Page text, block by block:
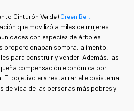
Cinturón Verde (Green Belt
que movilizó a miles de mujeres
con especies de árboles
proporcionaban sombra, alimento,
para construir y vender. Además, las
compensación económica por
El objetivo era restaurar el ecosistema
de vida de las personas más pobres y